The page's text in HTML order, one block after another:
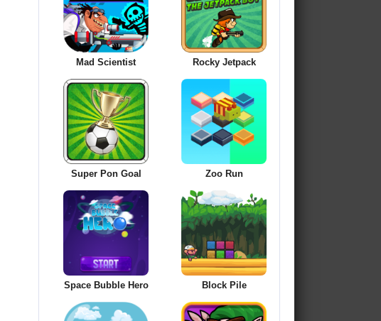
Mad Scientist Rocky Jetpack
Super Pon Goal Zoo Run
Space Bubble Hero Block Pile